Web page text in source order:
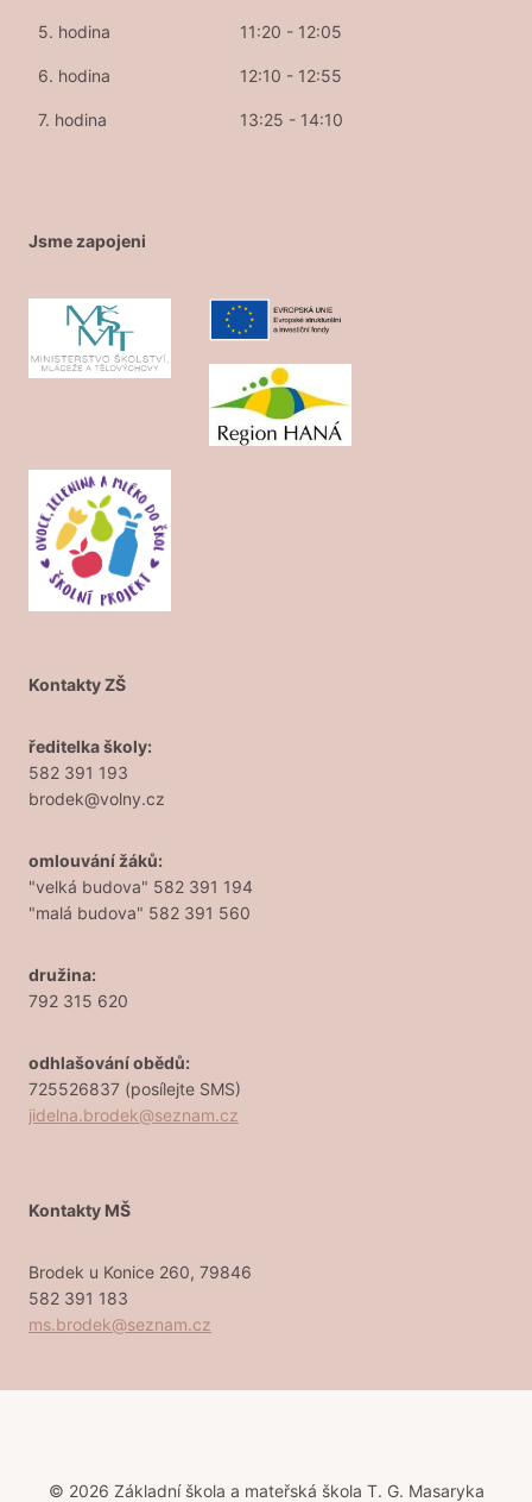
5. hodina 11:20 - 12:05
6. hodina 12:10 - 12:55
7. hodina 13:25 - 14:10
Jsme zapojeni
Kontakty ZŠ
ředitelka školy:
582 391 193
brodek@volny.cz
omlouvání žáků:
"velká budova" 582 391 194
"malá budova" 582 391 560
družina:
792 315 620
odhlašování obědů:
725526837 (posílejte SMS)
jidelna.brodek@seznam.cz
Kontakty MŠ
Brodek u Konice 260, 79846
582 391 183
ms.brodek@seznam.cz
© 2026 Základní škola a mateřská škola T. G. Masaryka